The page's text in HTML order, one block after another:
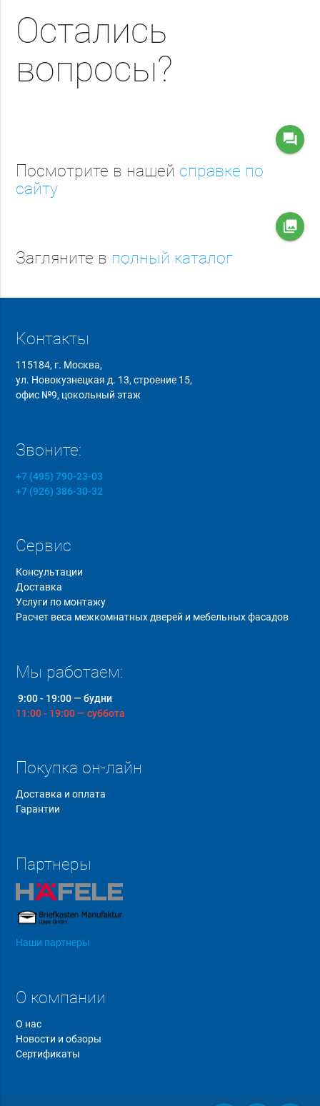
Остались
вопросы?
question_answer
Посмотрите в нашей справке по
сайту
collections
Загляните в полный каталог
Контакты
115184, г. Москва,
ул. Новокузнецкая д. 13, строение 15,
офис №9, цокольный этаж
Звоните:
+7 (495) 790-23-03
+7 (926) 386-30-32
Сервис
Консультации
Доставка
Услуги по монтажу
Расчет веса межкомнатных дверей и мебельных фасадов
Мы работаем:
9:00 - 19:00 — будни
11:00 - 19:00 — суббота
Покупка он-лайн
Доставка и оплата
Гарантии
Партнеры
Наши партнеры
О компании
О нас
Новости и обзоры
Сертификаты